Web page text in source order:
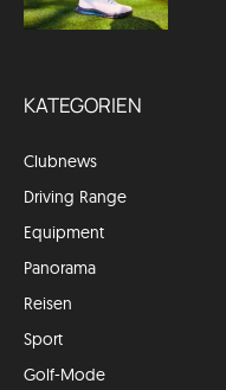
KATEGORIEN
Clubnews
Driving Range
Equipment
Panorama
Reisen
Sport
Golf-Mode